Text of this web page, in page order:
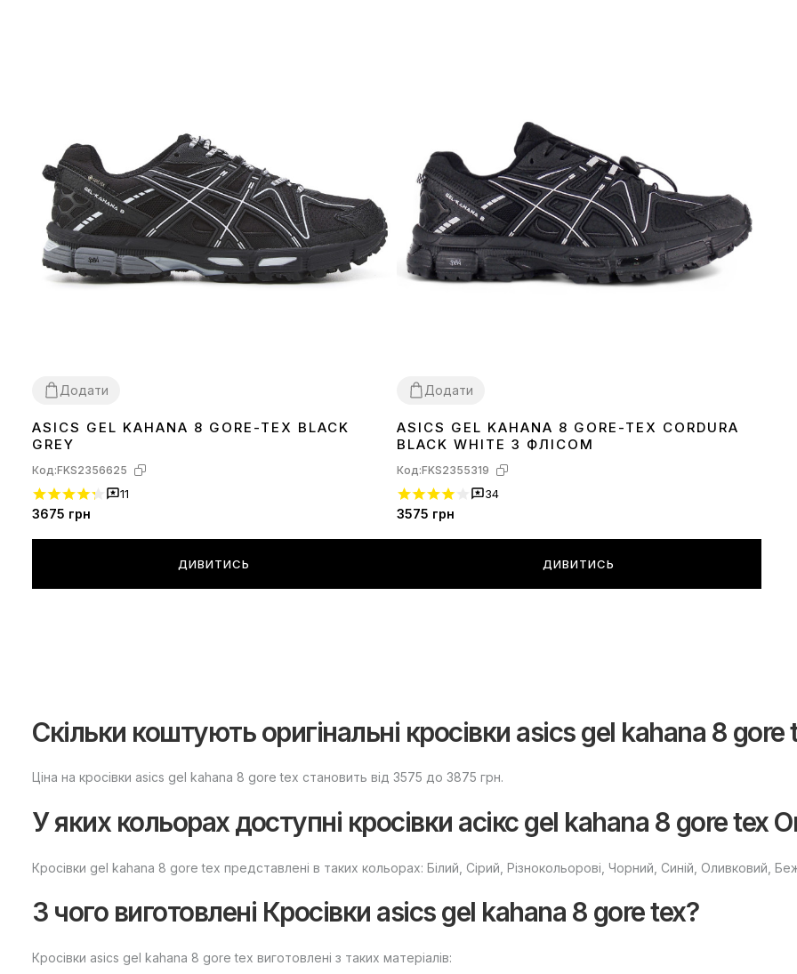
Додати
41
ASICS GEL KAHANA 8 GORE-TEX BLACK
GREY
Код:FKS2356625
11
3675 грн
ДИВИТИСЬ
Додати
36 38394041 4243 4445
ASICS GEL KAHANA 8 GORE-TEX CORDURA
BLACK WHITE З ФЛІСОМ
Код:FKS2355319
34
3575 грн
ДИВИТИСЬ
Скільки коштують оригінальні кросівки asics gel kahana 8 gore
Ціна на кросівки asics gel kahana 8 gore tex становить від 3575 до 3875 грн.
У яких кольорах доступні кросівки асікс gel kahana 8 gore tex
Кросівки gel kahana 8 gore tex представлені в таких кольорах: Білий, Сірий, Різнокольорові, Чорний, Cиній, Оливковий,
З чого виготовлені Кросівки asics gel kahana 8 gore tex?
Кросівки asics gel kahana 8 gore tex виготовлені з таких матеріалів: